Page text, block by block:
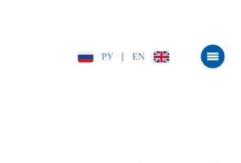
РУ EN